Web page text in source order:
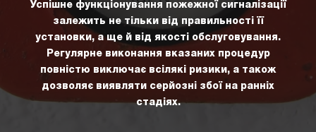
Успішне функціонування пожежної сигналізації
залежить не тільки від правильності її
установки, а ще й від якості обслуговування.
Регулярне виконання вказаних процедур
повністю виключає всілякі ризики, а також
дозволяє виявляти серйозні збої на ранніх
стадіях.